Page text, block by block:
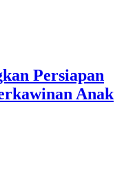
Persiapan
Anak